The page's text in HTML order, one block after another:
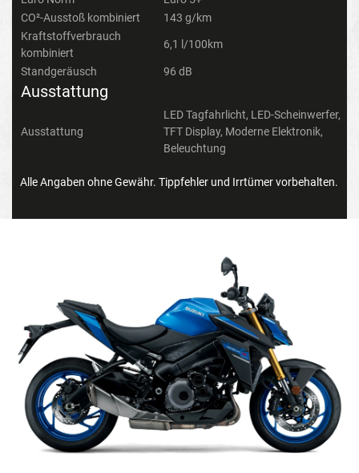
CO²-Ausstoß kombiniert
143 g/km
Kraftstoffverbrauch
kombiniert
6,1 l/100km
Standgeräusch 96 dB
Ausstattung
Ausstattung
LED Tagfahrlicht, LED-Scheinwerfer,
TFT Display, Moderne Elektronik,
Beleuchtung
Alle Angaben ohne Gewähr. Tippfehler und Irrtümer vorbehalten.